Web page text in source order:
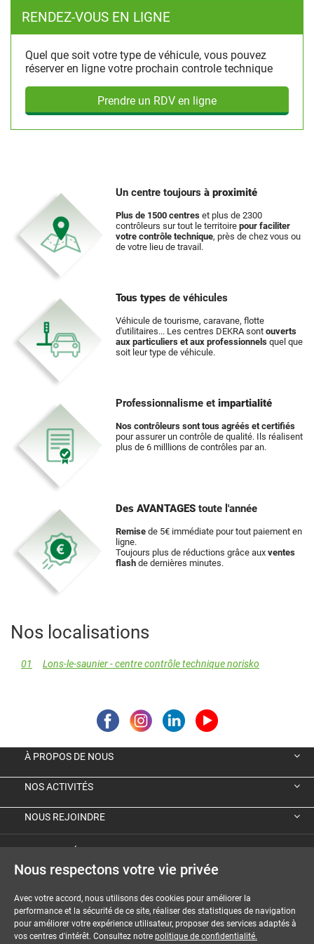
RENDEZ-VOUS EN LIGNE
Quel que soit votre type de véhicule, vous pouvez
réserver en ligne votre prochain controle technique
Prendre un RDV en ligne
Un centre toujours à proximité
Plus de 1500 centres et plus de 2300
contrôleurs sur tout le territoire pour faciliter
votre contrôle technique, près de chez vous ou
de votre lieu de travail.
Tous types de véhicules
Véhicule de tourisme, caravane, flotte
d'utilitaires... Les centres DEKRA sont ouverts
aux particuliers et aux professionnels quel que
soit leur type de véhicule.
Professionnalisme et impartialité
Nos contrôleurs sont tous agréés et certifiés
pour assurer un contrôle de qualité. Ils réalisent
plus de 6 milllions de contrôles par an.
Des AVANTAGES toute l'année
Remise de 5€ immédiate pour tout paiement en
ligne.
Toujours plus de réductions grâce aux ventes
flash de dernières minutes.
Nos localisations
01 Lons-le-saunier - centre contrôle technique norisko
À PROPOS DE NOUS
NOS ACTIVITÉS
NOUS REJOINDRE
MENTIONS LÉGALES
Nous respectons votre vie privée
Avec votre accord, nous utilisons des cookies pour améliorer la
performance et la sécurité de ce site, réaliser des statistiques de navigation
pour améliorer votre expérience utilisateur, proposer des services adaptés à
vos centres d'intérêt. Consultez notre politique de confidentialité.